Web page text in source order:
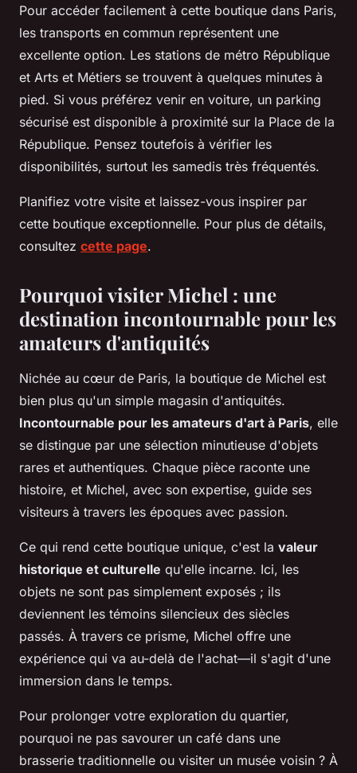
Pour accéder facilement à cette boutique dans Paris,
les transports en commun représentent une
excellente option. Les stations de métro République
et Arts et Métiers se trouvent à quelques minutes à
pied. Si vous préférez venir en voiture, un parking
sécurisé est disponible à proximité sur la Place de la
République. Pensez toutefois à vérifier les
disponibilités, surtout les samedis très fréquentés.
Planifiez votre visite et laissez-vous inspirer par
cette boutique exceptionnelle. Pour plus de détails,
consultez cette page.
Pourquoi visiter Michel : une
destination incontournable pour les
amateurs d'antiquités
Nichée au cœur de Paris, la boutique de Michel est
bien plus qu'un simple magasin d'antiquités.
Incontournable pour les amateurs d'art à Paris, elle
se distingue par une sélection minutieuse d'objets
rares et authentiques. Chaque pièce raconte une
histoire, et Michel, avec son expertise, guide ses
visiteurs à travers les époques avec passion.
Ce qui rend cette boutique unique, c'est la valeur
historique et culturelle qu'elle incarne. Ici, les
objets ne sont pas simplement exposés ; ils
deviennent les témoins silencieux des siècles
passés. À travers ce prisme, Michel offre une
expérience qui va au-delà de l'achat—il s'agit d'une
immersion dans le temps.
Pour prolonger votre exploration du quartier,
pourquoi ne pas savourer un café dans une
brasserie traditionnelle ou visiter un musée voisin ? À